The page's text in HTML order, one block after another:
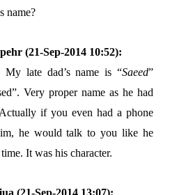
name?
(21-Sep-2014 10:52):
My late dad’s name is “Saeed”
Very proper name as he had
if you even had a phone
he would talk to you like he
It was his character.